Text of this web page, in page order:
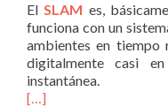
ElSLAM es,
funciona con un
ambientes en tiempo
digitalmente casi
instantánea.
[…]